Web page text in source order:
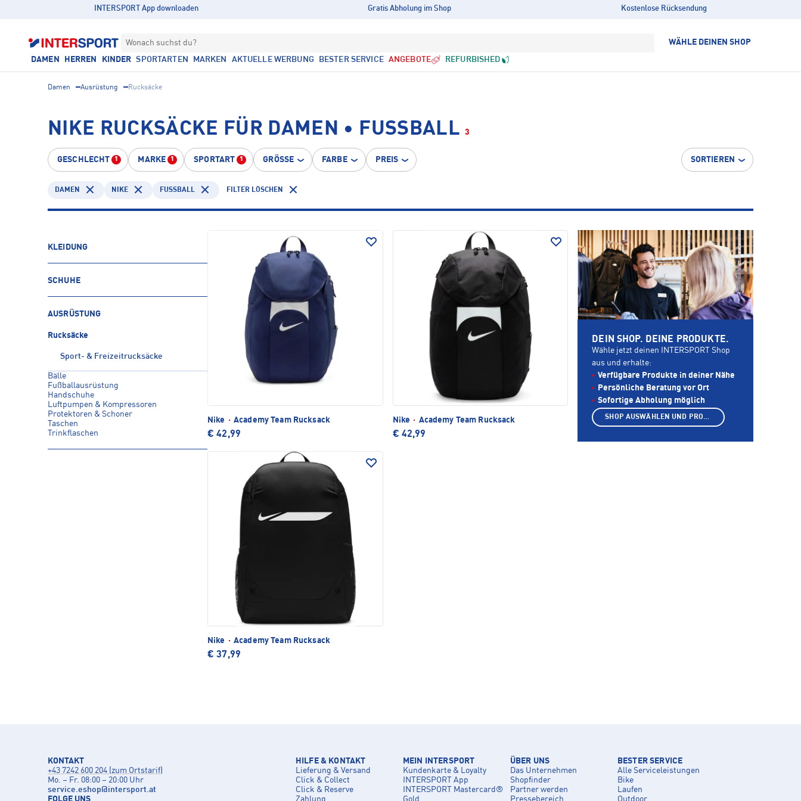
INTERSPORT App downloaden Gratis Abholung im Shop Kostenlose Rücksendung
Wonach suchst du? WÄHLE DEINEN SHOP
DAMEN HERREN KINDER SPORTARTEN MARKEN AKTUELLE WERBUNG BESTER SERVICE ANGEBOTE REFURBISHED
Damen Ausrüstung Rucksäcke
NIKE RUCKSÄCKE FÜR DAMEN • FUSSBALL 3
GESCHLECHT 1 MARKE 1 SPORTART 1 GRÖSSE FARBE PREIS SORTIEREN
DAMEN NIKE FUSSBALL FILTER LÖSCHEN
KLEIDUNG
SCHUHE
AUSRÜSTUNG
Rucksäcke
Sport- & Freizeitrucksäcke
Bälle
Fußballausrüstung
Handschuhe
Luftpumpen & Kompressoren
Protektoren & Schoner
Taschen
Trinkflaschen
Nike · Academy Team Rucksack
€ 42,99
Nike · Academy Team Rucksack
€ 42,99
Nike · Academy Team Rucksack
€ 37,99
DEIN SHOP. DEINE PRODUKTE.
Wähle jetzt deinen INTERSPORT Shop
aus und erhalte:
Verfügbare Produkte in deiner Nähe
Persönliche Beratung vor Ort
Sofortige Abholung möglich
SHOP AUSWÄHLEN UND PRODUKTE ANZEIGEN
KONTAKT
+43 7242 600 204 (zum Ortstarif)
Mo. – Fr. 08:00 – 20:00 Uhr
service.eshop@intersport.at
HILFE & KONTAKT
Lieferung & Versand
Click & Collect
Click & Reserve
MEIN INTERSPORT
Kundenkarte & Loyalty
INTERSPORT App
INTERSPORT Mastercard®
ÜBER UNS
Das Unternehmen
Shopfinder
Partner werden
BESTER SERVICE
Alle Serviceleistungen
Bike
Laufen